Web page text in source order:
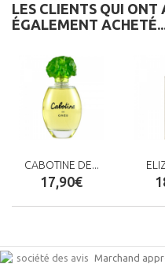
LES CLIENTS QUI ONT
ÉGALEMENT
CABOTINE DE...
17,90€
Marchand